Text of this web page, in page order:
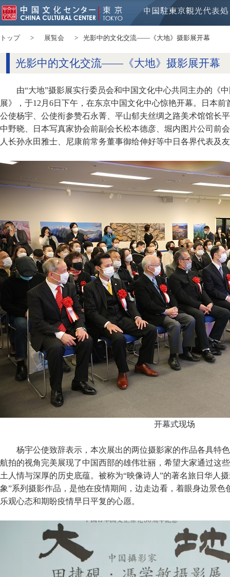
トップ 展覧会 光影中的文化交流——《大地》摄影展开幕
光影中的文化交流——《大地》摄影展开幕
由“大地”摄影展实行委员会和中国文化中心共同主办的《
展》，于12月6日下午，在东京中国文化中心惊艳开幕。日本
公使杨宇、公使衔参赞石永菁、平山郁夫丝绸之路美术馆馆长
中野晓、日本写真家协会前副会长松本德彦、堀内图片公司前
人长孙永田雅士、尼康前常务董事御给伸好等中日各界代表及
开幕式现场
杨宇公使致辞表示，本次展出的两位摄影家的作品各具特
航拍的视角完美展现了中国西部的雄伟壮丽，希望大家通过这
土人情与深厚的历史底蕴。被称为“映像诗人”的著名旅日华人
象”系列摄影作品，是他在疫情期间，边走边看，着眼身边景
乐观心态和期盼疫情早日平复的心愿。